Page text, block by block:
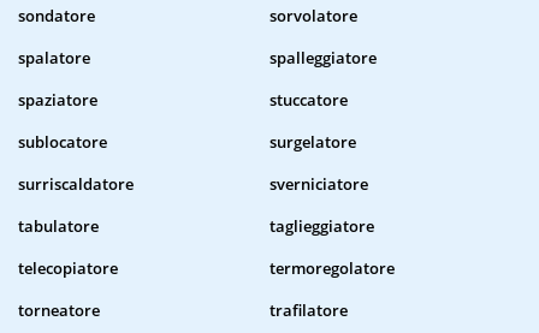
sondatore
sorvolatore
spalatore
spalleggiatore
spaziatore
stuccatore
sublocatore
surgelatore
surriscaldatore
sverniciatore
tabulatore
taglieggiatore
telecopiatore
termoregolatore
torneatore
trafilatore